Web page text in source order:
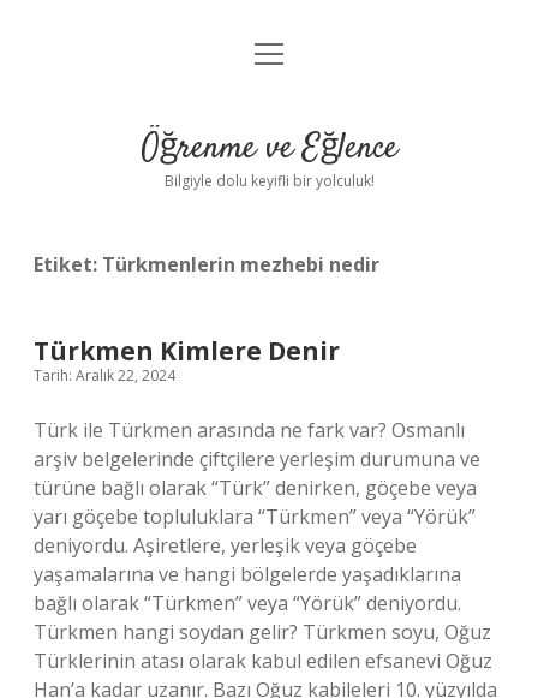
Anasayfa
Yasal Uyarı
menüyü
Öğrenme ve Eğlence
Bilgiyle dolu keyifli bir yolculuk!
Etiket: Türkmenlerin mezhebi nedir
Türkmen Kimlere Denir
Tarih: Aralık 22, 2024
Türk ile Türkmen arasında ne fark var? Osmanlı
arşiv belgelerinde çiftçilere yerleşim durumuna ve
türüne bağlı olarak “Türk” denirken, göçebe veya
yarı göçebe topluluklara “Türkmen” veya “Yörük”
deniyordu. Aşiretlere, yerleşik veya göçebe
yaşamalarına ve hangi bölgelerde yaşadıklarına
bağlı olarak “Türkmen” veya “Yörük” deniyordu.
Türkmen hangi soydan gelir? Türkmen soyu, Oğuz
Türklerinin atası olarak kabul edilen efsanevi Oğuz
Han’a kadar uzanır. Bazı Oğuz kabileleri 10. yüzyılda